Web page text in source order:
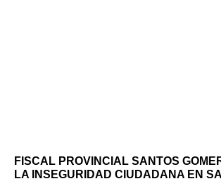
FISCAL PROVINCIAL SANTOS
LA INSEGURIDAD CIUDADANA EN